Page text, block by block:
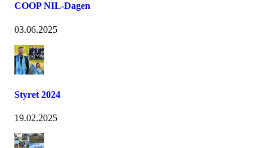
COOP NIL-Dagen
03.06.2025
Styret 2024
19.02.2025